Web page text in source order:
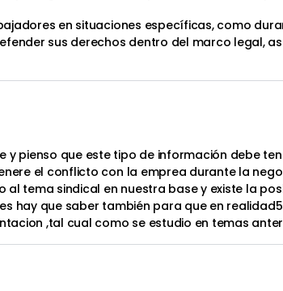
en situaciones específicas, como
sus derechos dentro del marco legal,
y pienso que este tipo de información debe
el conflicto con la emprea durante la
tema sindical en nuestra base y existe la
hay que saber también para que en
,tal cual como se estudio en temas